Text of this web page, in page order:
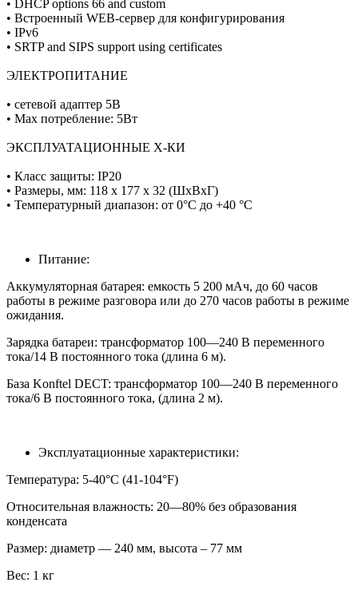
• DHCP options 66 and custom
• Встроенный WEB-сервер для конфигурирования
• IPv6
• SRTP and SIPS support using certificates
ЭЛЕКТРОПИТАНИЕ
• сетевой адаптер 5В
• Max потребление: 5Вт
ЭКСПЛУАТАЦИОННЫЕ Х-КИ
• Класс защиты: IP20
• Размеры, мм: 118 x 177 x 32 (ШxВxГ)
• Температурный диапазон: от 0°С до +40 °С
Питание:
Аккумуляторная батарея: емкость 5 200 мАч, до 60 часов
работы в режиме разговора или до 270 часов работы в режиме
ожидания.
Зарядка батареи: трансформатор 100—240 В переменного
тока/14 В постоянного тока (длина 6 м).
База Konftel DECT: трансформатор 100—240 В переменного
тока/6 В постоянного тока, (длина 2 м).
Эксплуатационные характеристики:
Температура: 5-40°C (41-104°F)
Относительная влажность: 20—80% без образования
конденсата
Размер: диаметр — 240 мм, высота – 77 мм
Вес: 1 кг